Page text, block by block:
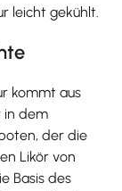
leicht gekühlt.
kommt aus
in dem
der die
Likör von
Basis des